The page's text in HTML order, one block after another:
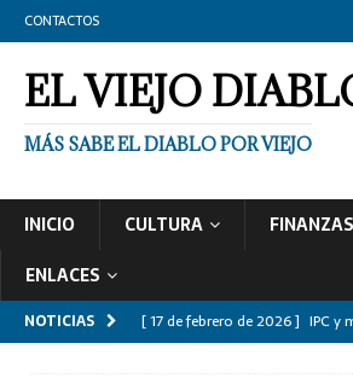
CONTACTOS
EL VIEJO
MÁS SABE EL DIABLO POR VIEJO
INICIO CULTURA FINANZAS
ENLACES
NOTICIAS [ 17 de febrero de 2026 ] IPC y